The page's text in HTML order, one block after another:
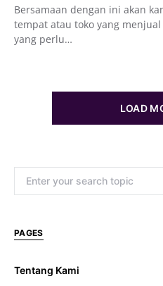
Bersamaan dengan ini akan
tempat atau toko yang
yang perlu…
LOAD
PAGES
Tentang Kami